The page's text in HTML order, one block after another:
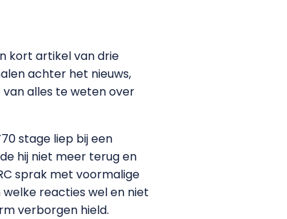
kort artikel van drie
achter het nieuws,
alles te weten over
stage liep bij een
hij niet meer terug en
sprak met voormalige
reacties wel en niet
verborgen hield.